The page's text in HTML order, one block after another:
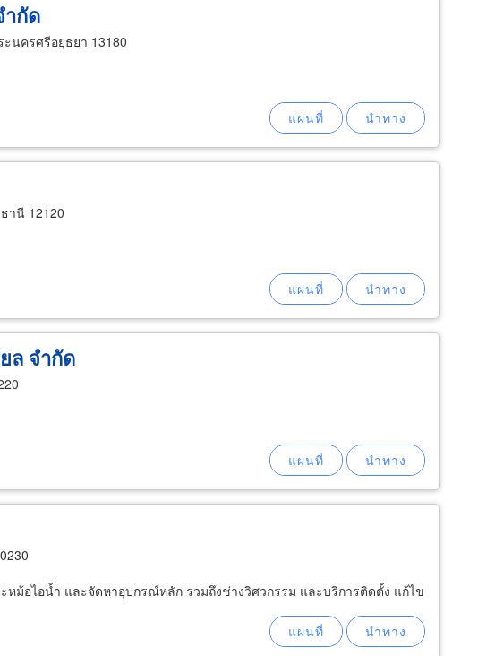
กัด
นครศรีอยุธยา 13180
านี 12120
ล จำกัด
หม้อไอน้ำ และจัดหาอุปกรณ์หลัก รวมถึงช่างวิศวกรรม และบริการติดตั้ง แก้ไข